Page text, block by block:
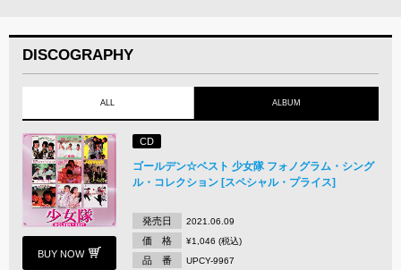
DISCOGRAPHY
ALL ALBUM
BUY NOW
CD
ゴールデン☆ベスト 少女隊 フォノグラム・シング
ル・コレクション [スペシャル・プライス]
発売日 2021.06.09
価 格 ¥1,046 (税込)
品 番 UPCY-9967